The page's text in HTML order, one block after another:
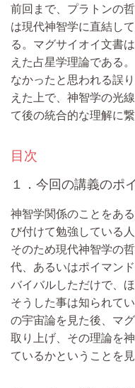
前回まで、プラトンの
は現代神智学に直結し
る。マグサイオイ文書
えた占星学理論である
なかったと思われる誤
えた上で、神智学の光
て後の統合的な理解に繋
目次
１．今回の講義のポ
神智学関係のことをあ
び付けて勉強している
そのため現代神智学の
代、あるいはポイマン
バイバルしただけで、
そうした事は知られて
の宇宙論を見た後、マ
取り上げ、その理論を
ているかということを見